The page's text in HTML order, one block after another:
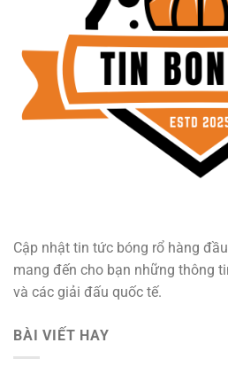
Cập nhật tin tức bóng rổ hàng
mang đến cho bạn những thông
và các giải đấu quốc tế.
BÀI VIẾT HAY